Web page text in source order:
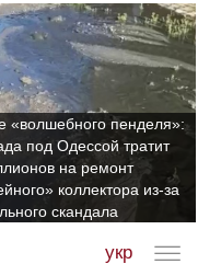
«волшебного пенделя»:
под Одессой тратит
на ремонт
коллектора из-за
скандала
укр